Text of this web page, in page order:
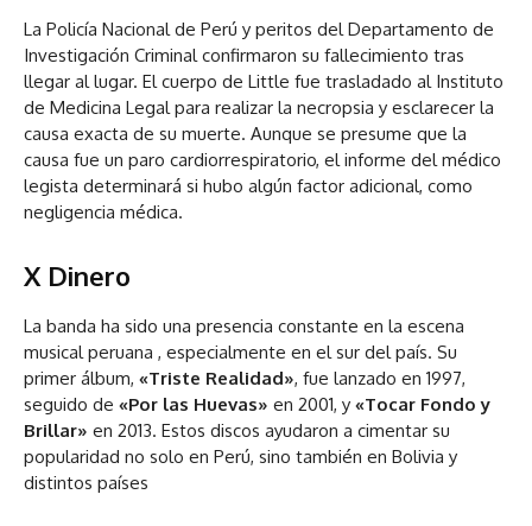
La Policía Nacional de Perú y peritos del Departamento de
Investigación Criminal confirmaron su fallecimiento tras
llegar al lugar. El cuerpo de Little fue trasladado al Instituto
de Medicina Legal para realizar la necropsia y esclarecer la
causa exacta de su muerte. Aunque se presume que la
causa fue un paro cardiorrespiratorio, el informe del médico
legista determinará si hubo algún factor adicional, como
negligencia médica.
X Dinero
La banda ha sido una presencia constante en la escena
musical peruana , especialmente en el sur del país. Su
primer álbum, «Triste Realidad», fue lanzado en 1997,
seguido de «Por las Huevas» en 2001, y «Tocar Fondo y
Brillar» en 2013. Estos discos ayudaron a cimentar su
popularidad no solo en Perú, sino también en Bolivia y
distintos países